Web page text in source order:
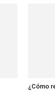
¿Cómo